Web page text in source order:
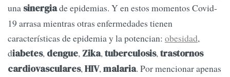
una sinergiade epidemias. Y en estos momentos Covid-
19 arrasa mientras otras enfermedades tienen
características de epidemia y la potencian: obesidad,
diabetes, dengue, Zika,tuberculosis,trastornos
cardiovasculares,HIV,malaria. Por mencionar apenas